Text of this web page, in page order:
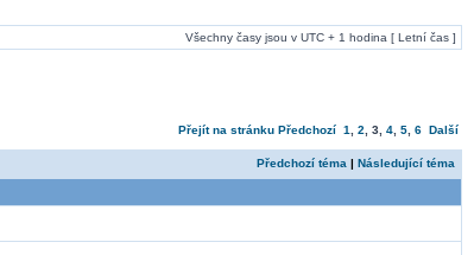
Všechny časy jsou v UTC + 1 hodina [ Letní čas ]
Přejít na stránku Předchozí 1 2 3 4 5 6 Další
Předchozí téma | Následující téma